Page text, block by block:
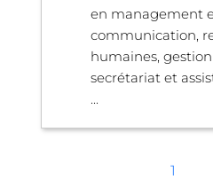
en management
communication,
humaines,
secrétariat et
...
1